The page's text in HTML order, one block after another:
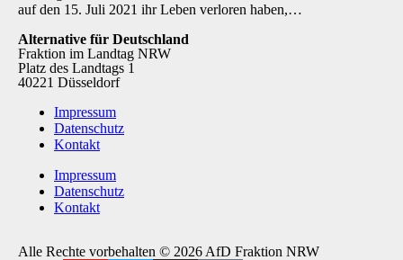
auf den 15. Juli 2021 ihr Leben verloren haben,…
Alternative für Deutschland
Fraktion im Landtag NRW
Platz des Landtags 1
40221 Düsseldorf
Impressum
Datenschutz
Kontakt
Impressum
Datenschutz
Kontakt
Alle Rechte vorbehalten © 2026 AfD Fraktion NRW